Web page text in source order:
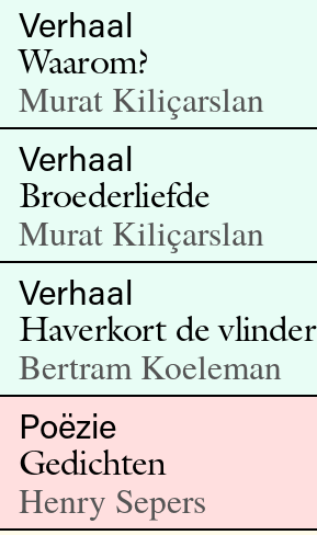
Verhaal
Waarom?
Murat Kiliçarslan
Verhaal
Broederliefde
Murat Kiliçarslan
Verhaal
Haverkort de vlinder
Bertram Koeleman
Poëzie
Gedichten
Henry Sepers